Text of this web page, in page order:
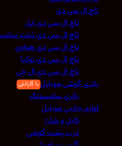
تاچ ال سی دی
تاچ ال سی دی اپل
تاچ ال سی دی تبلت سامسونگ
تاچ ال سی دی هواوی
تاچ ال سی دی نوکیا
تاچ ال سی دی ال جی
باتری گوشی موبایل
باتری سامسونگ
لوازم جانبی موبایل
کابل و شارژ
درب پشت گوشی